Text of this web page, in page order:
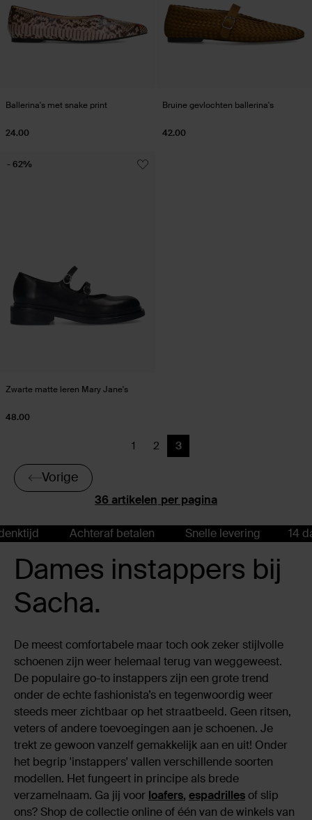
Ballerina's met snake print
24.00
Bruine gevlochten ballerina's
42.00
Zwarte matte leren Mary Jane's
48.00
- 62%
per pagina
Vorige
Vorige
1
Vorige
2
Huidige pagina
3
Achteraf betalen Snelle levering 14
Dames instappers bij
Sacha.
De meest comfortabele maar toch ook zeker stijlvolle
schoenen zijn weer helemaal terug van weggeweest.
De populaire go-to instappers zijn een grote trend
onder de echte fashionista’s en tegenwoordig weer
steeds meer zichtbaar op het straatbeeld. Geen ritsen,
veters of andere toevoegingen aan je schoenen. Je
trekt ze gewoon vanzelf gemakkelijk aan en uit! Onder
het begrip 'instappers' vallen verschillende soorten
modellen. Het fungeert in principe als brede
verzamelnaam. Ga jij voor loafers, espadrillesof slip
ons? Shop de collectie online of één van de winkels van